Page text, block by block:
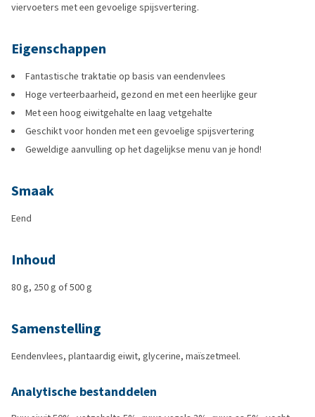
viervoeters met een gevoelige spijsvertering.
Eigenschappen
Fantastische traktatie op basis van eendenvlees
Hoge verteerbaarheid, gezond en met een heerlijke geur
Met een hoog eiwitgehalte en laag vetgehalte
Geschikt voor honden met een gevoelige spijsvertering
Geweldige aanvulling op het dagelijkse menu van je hond!
Smaak
Eend
Inhoud
80 g, 250 g of 500 g
Samenstelling
Eendenvlees, plantaardig eiwit, glycerine, maïszetmeel.
Analytische bestanddelen